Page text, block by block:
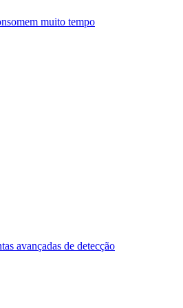
muito tempo
avançadas de detecção